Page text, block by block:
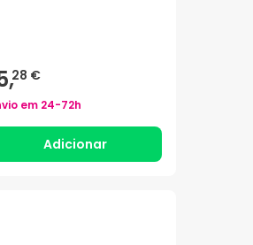
28 €
em 24-72h
Adicionar